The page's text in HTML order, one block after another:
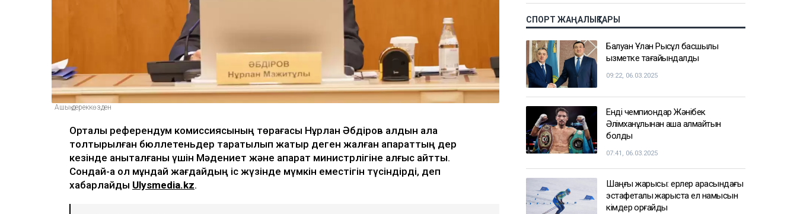
Ашық дереккөзден
Орталық референдум комиссиясының төрағасы Нұрлан Әбдіров алдын ала
толтырылған бюллетеньдер таратылып жатыр деген жалған ақпараттың дер
кезінде анықталғаны үшін Мәдениет және ақпарат министрлігіне алғыс айтты.
Сондай-ақ ол мұндай жағдайдың іс жүзінде мүмкін еместігін түсіндірді, деп
хабарлайды Ulysmedia.kz.
СПОРТ ЖАҢАЛЫҚТАРЫ
Балуан Ұлан Рысқұл басшылық
қызметке тағайындалды
09:22, 06.03.2025
Енді чемпиондар Жәнібек
Әлімханұлынан қаша алмайтын
болды
07:41, 06.03.2025
Шаңғы жарысы: ерлер арасындағы
эстафеталық жарыста ел намысын
кімдер қорғайды